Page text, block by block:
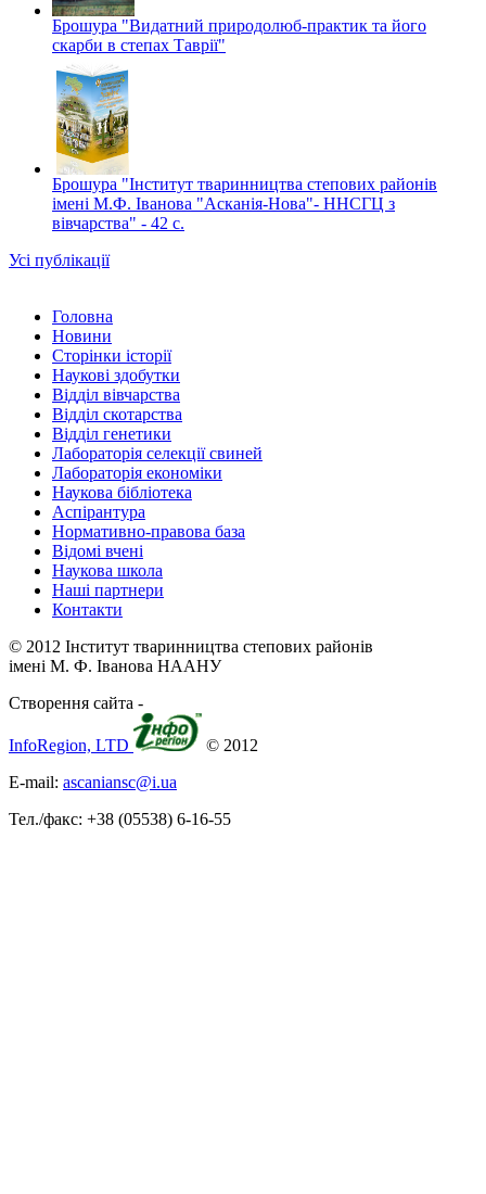
Брошура "Видатний природолюб-практик та його
скарби в степах Таврії"
Брошура "Інститут тваринництва степових районів
імені М.Ф. Іванова "Асканія-Нова"- ННСГЦ з
вівчарства" - 42 c.
Усі публікації
Головна
Новини
Сторінки історії
Наукові здобутки
Відділ вівчарства
Відділ скотарства
Відділ генетики
Лабораторія селекції свиней
Лабораторія економіки
Наукова бібліотека
Аспірантура
Нормативно-правова база
Відомі вчені
Наукова школа
Наші партнери
Контакти
© 2012 Інститут тваринництва степових районів
імені М. Ф. Іванова НААНУ
Створення сайта -
InfoRegion, LTD
© 2012
E-mail: ascaniansc@i.ua
Тел./факс: +38 (05538) 6-16-55